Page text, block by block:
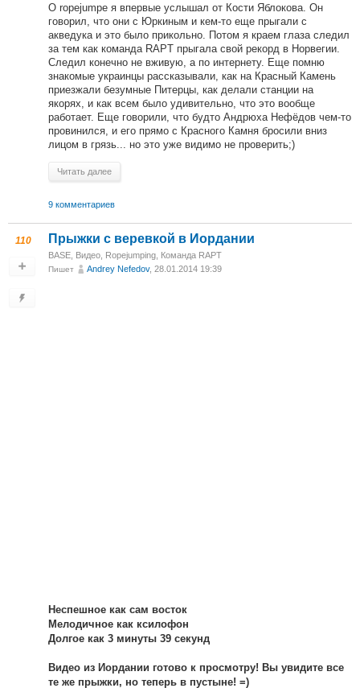
О ropejumpe я впервые услышал от Кости Яблокова. Он
говорил, что они с Юркиным и кем-то еще прыгали с
акведука и это было прикольно. Потом я краем глаза следил
за тем как команда RAPT прыгала свой рекорд в Норвегии.
Следил конечно не вживую, а по интернету. Еще помню
знакомые украинцы рассказывали, как на Красный Камень
приезжали безумные Питерцы, как делали станции на
якорях, и как всем было удивительно, что это вообще
работает. Еще говорили, что будто Андрюха Нефёдов чем-то
провинился, и его прямо с Красного Камня бросили вниз
лицом в грязь... но это уже видимо не проверить;)
Читать далее
9 комментариев
110 Прыжки с веревкой в Иордании
BASE Видео Ropejumping Команда RAPT
Пишет Andrey Nefedov, 28.01.2014 19:39
Неспешное как сам восток
Мелодичное как ксилофон
Долгое как 3 минуты 39 секунд
Видео из Иордании готово к просмотру! Вы увидите все
те же прыжки, но теперь в пустыне! =)